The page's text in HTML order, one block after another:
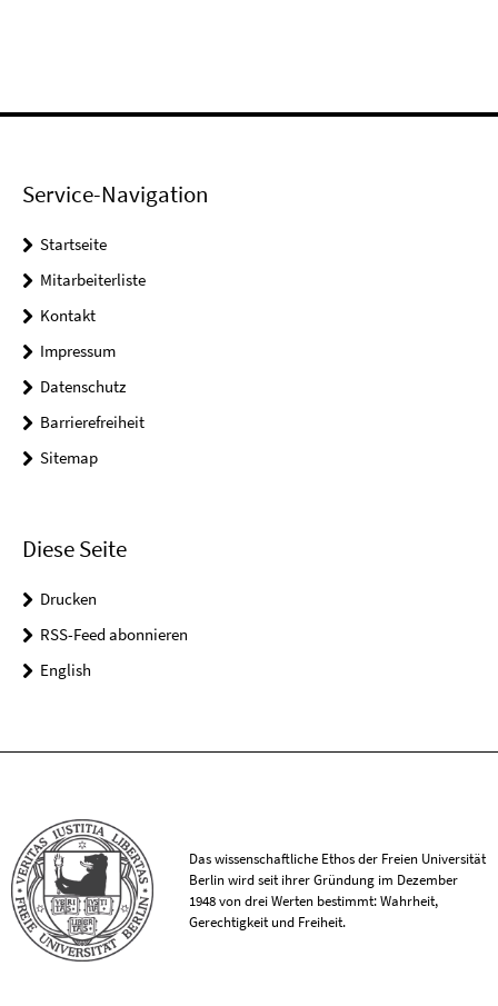
Service-Navigation
Startseite
Mitarbeiterliste
Kontakt
Impressum
Datenschutz
Barrierefreiheit
Sitemap
Diese Seite
Drucken
RSS-Feed abonnieren
English
Das wissenschaftliche Ethos der Freien Universität
Berlin wird seit ihrer Gründung im Dezember
1948 von drei Werten bestimmt: Wahrheit,
Gerechtigkeit und Freiheit.